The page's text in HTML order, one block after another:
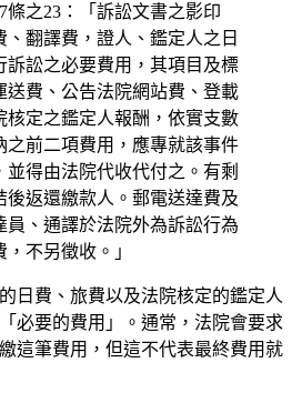
條之23：「訴訟文書之影印
、翻譯費，證人、鑑定人之日
訴訟之必要費用，其項目及標
送費、公告法院網站費、登載
核定之鑑定人報酬，依實支數
之前二項費用，應專就該事件
並得由法院代收代付之。有剩
後返還繳款人。郵電送達費及
員、通譯於法院外為訴訟行為
不另徵收。」
日費、旅費以及法院核定的鑑定人
必要的費用」。通常，法院會要求
這筆費用，但這不代表最終費用就